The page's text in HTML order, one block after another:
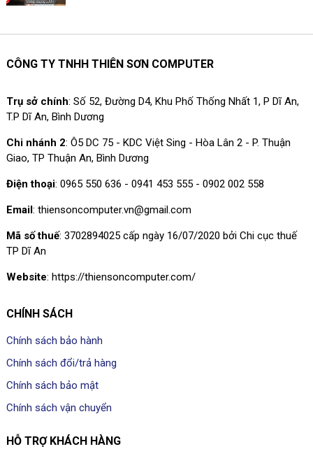
CÔNG TY TNHH THIÊN SƠN COMPUTER
Trụ sở chính: Số 52, Đường D4, Khu Phố Thống Nhất 1, P Dĩ An,
T.P Dĩ An, Bình Dương
Chi nhánh 2: Ô5 DC 75 - KDC Việt Sing - Hòa Lân 2 - P. Thuận
Giao, TP Thuận An, Bình Dương
Điện thoại: 0965 550 636 - 0941 453 555 - 0902 002 558
Email : thiensoncomputer.vn@gmail.com
Mã số thuế: 3702894025 cấp ngày 16/07/2020 bởi Chi cục thuế
TP Dĩ An
Website: https://thiensoncomputer.com/
CHÍNH SÁCH
Chính sách bảo hành
Chính sách đổi/trả hàng
Chính sách bảo mật
Chính sách vận chuyển
HỖ TRỢ KHÁCH HÀNG